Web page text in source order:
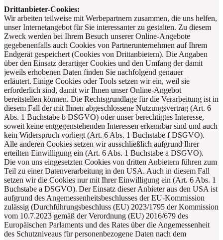
Drittanbieter-Cookies:
Wir arbeiten teilweise mit Werbepartnern zusammen, die uns helfen,
unser Internetangebot für Sie interessanter zu gestalten. Zu diesem
Zweck werden bei Ihrem Besuch unserer Online-Angebote
gegebenenfalls auch Cookies von Partnerunternehmen auf Ihrem
Endgerät gespeichert (Cookies von Drittanbietern). Die Angaben
über den Einsatz derartiger Cookies und den Umfang der damit
jeweils erhobenen Daten finden Sie nachfolgend genauer
erläutert. Einige Cookies oder Tools setzen wir ein, weil sie
erforderlich sind, damit wir Ihnen unser Online-Angebot
bereitstellen können. Die Rechtsgrundlage für die Verarbeitung ist in
diesem Fall der mit Ihnen abgeschlossene Nutzungsvertrag (Art. 6
Abs. 1 Buchstabe b DSGVO) oder unser berechtigtes Interesse,
soweit keine entgegenstehenden Interessen erkennbar sind und auch
kein Widerspruch vorliegt (Art. 6 Abs. 1 Buchstabe f DSGVO).
Alle anderen Cookies setzen wir ausschließlich aufgrund Ihrer
erteilten Einwilligung ein (Art. 6 Abs. 1 Buchstabe a DSGVO).
Die von uns eingesetzten Cookies von dritten Anbietern führen zum
Teil zu einer Datenverarbeitung in den USA. Auch in diesem Fall
setzen wir die Cookies nur mit Ihrer Einwilligung ein (Art. 6 Abs. 1
Buchstabe a DSGVO). Der Einsatz dieser Anbieter aus den USA ist
aufgrund des Angemessenheitsbeschlusses der EU-Kommission
zulässig (Durchführungsbeschluss (EU) 2023/1795 der Kommission
vom 10.7.2023 gemäß der Verordnung (EU) 2016/679 des
Europäischen Parlaments und des Rates über die Angemessenheit
des Schutzniveaus für personenbezogene Daten nach dem